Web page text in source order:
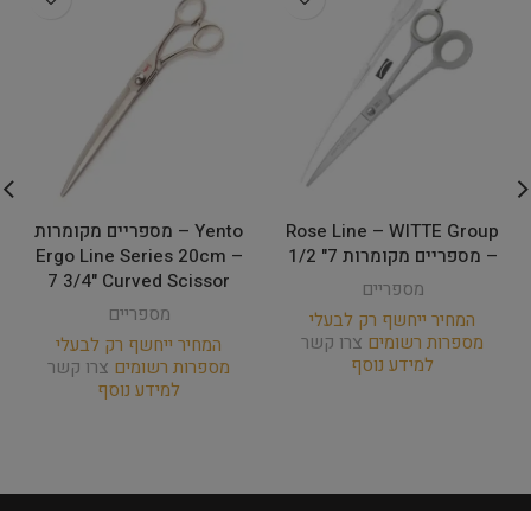
Rose Line – WITTE Group
– מספריים מקומרות 7" 1/2
מספריים
המחיר ייחשף רק לבעלי
מספרות רשומים צרו קשר
למידע נוסף
Yento – מספריים מקומרות
Ergo Line Series 20cm –
7 3/4" Curved Scissor
מספריים
המחיר ייחשף רק לבעלי
מספרות רשומים צרו קשר
למידע נוסף